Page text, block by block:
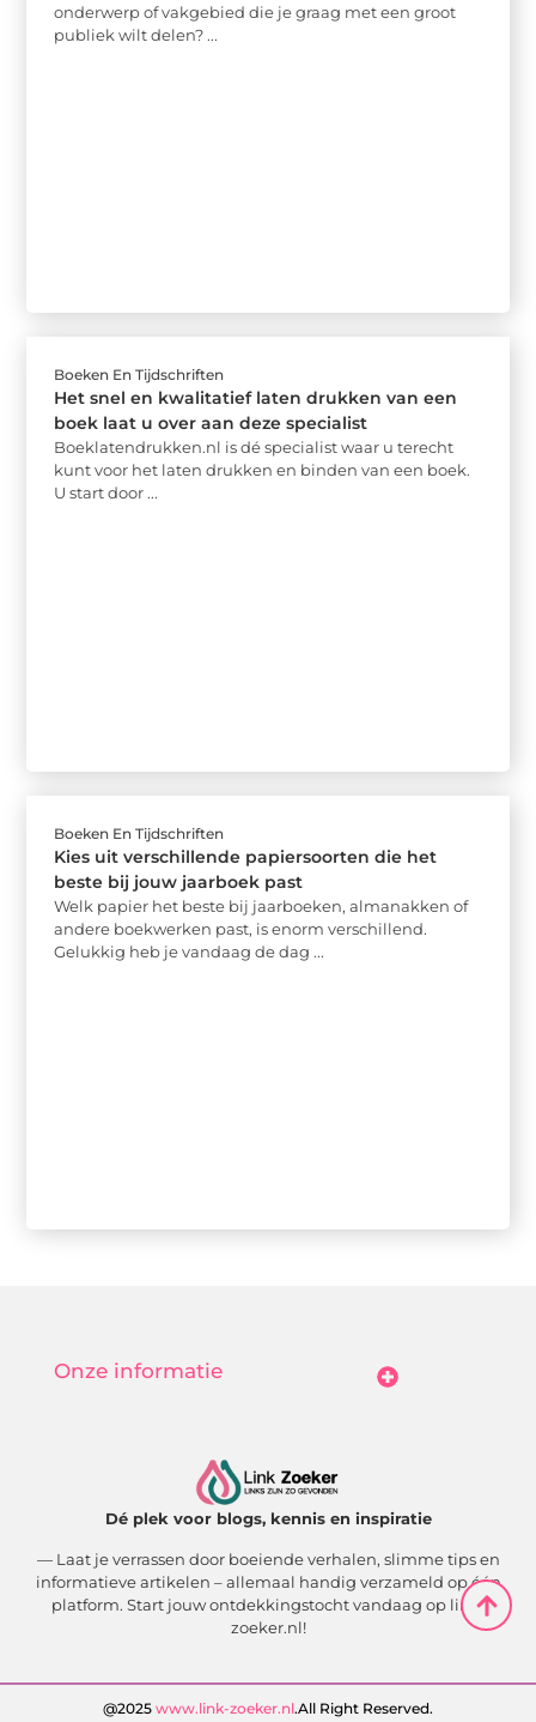
onderwerp of vakgebied die je graag met een groot
publiek wilt delen? ...
Boeken En Tijdschriften
Het snel en kwalitatief laten drukken van een
boek laat u over aan deze specialist
Boeklatendrukken.nl is dé specialist waar u terecht
kunt voor het laten drukken en binden van een boek.
U start door ...
Boeken En Tijdschriften
Kies uit verschillende papiersoorten die het
beste bij jouw jaarboek past
Welk papier het beste bij jaarboeken, almanakken of
andere boekwerken past, is enorm verschillend.
Gelukkig heb je vandaag de dag ...
Dé plek voor blogs, kennis en inspiratie
— Laat je verrassen door boeiende verhalen, slimme tips en
informatieve artikelen – allemaal handig verzameld op één
platform. Start jouw ontdekkingstocht vandaag op link-
zoeker.nl!
@2025 www.link-zoeker.nl.All Right Reserved.
Onze informatie